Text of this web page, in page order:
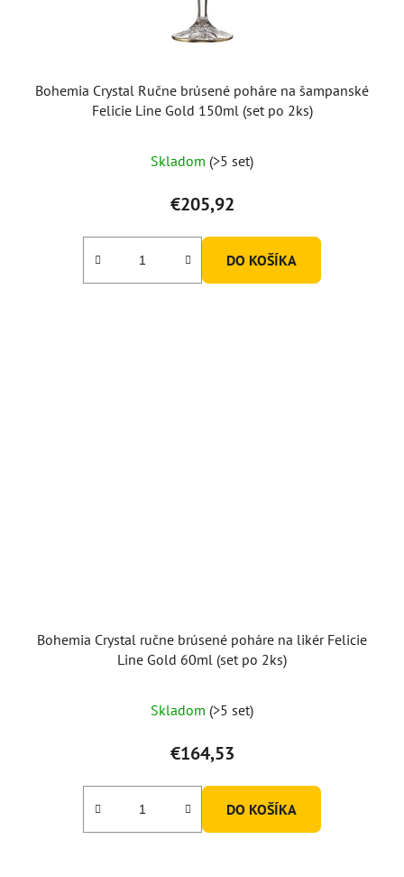
Bohemia Crystal Ručne brúsené poháre na šampanské
Felicie Line Gold 150ml (set po 2ks)
Skladom (>5 set)
€205,92
DO KOŠÍKA
Bohemia Crystal ručne brúsené poháre na likér Felicie
Line Gold 60ml (set po 2ks)
Skladom (>5 set)
€164,53
DO KOŠÍKA